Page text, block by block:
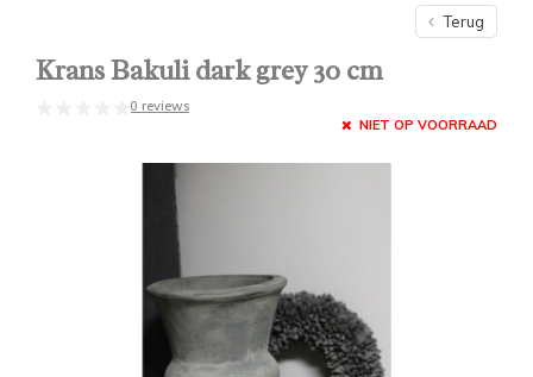
Terug
Krans Bakuli dark grey 30 cm
0 reviews
NIET OP VOORRAAD